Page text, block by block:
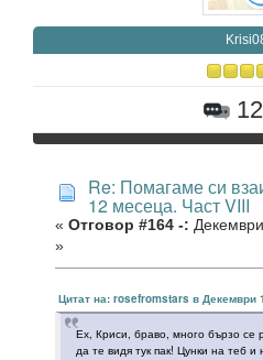
Re: Помагаме си
12 месеца. Част VIII
« Отговор #164 -:
»
Цитат на: rosefromstars в Декември
Ех, Криси, браво, много бързо се
да те видя тук пак! Цунки на теб и